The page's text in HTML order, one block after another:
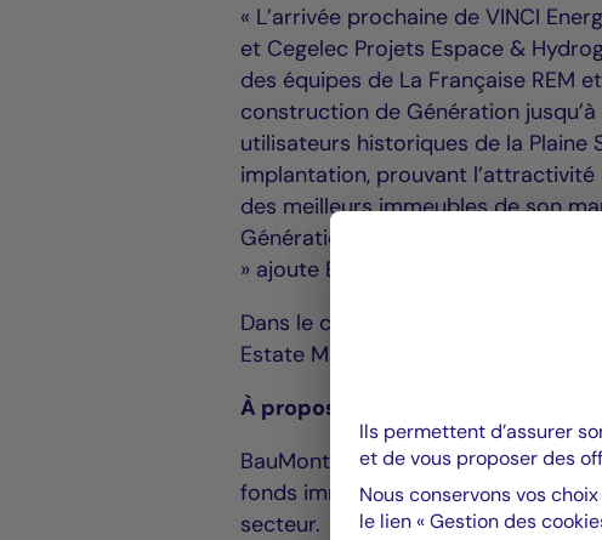
« L’arrivée prochaine de VINCI
et Cegelec Projets Espace &
des équipes de La Française REM
construction de Génération
utilisateurs historiques de la
implantation, prouvant
des meilleurs immeubles de son
Génération un immeuble
» ajoute Eric Salmon, Associé de
Dans le cadre de ces transactions
Estate Managers ont été conseillés
À propos de BauMont Real Estate
BauMont Real Estate Capital
fonds immobiliers avec à sa tête
secteur.
Ils permettent d’assurer
et de vous proposer des
Nous conservons vos
le lien « Gestion des